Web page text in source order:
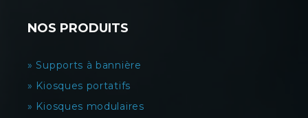
NOS PRODUITS
» Supports à bannière
» Kiosques portatifs
» Kiosques modulaires